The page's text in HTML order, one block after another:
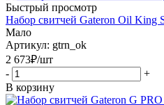
Быстрый просмотр
Набор свитчей Gateron Oil King
Мало
Артикул: gtrn_ok
2 673₽/шт
-
+
В корзину